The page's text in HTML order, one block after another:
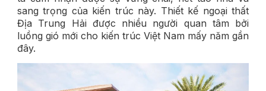
sang trọng của kiến trúc này. Thiết kế ngoại thất
Địa Trung Hải được nhiều người quan tâm bởi
luồng gió mới cho kiến trúc Việt Nam mấy năm gần
đây.